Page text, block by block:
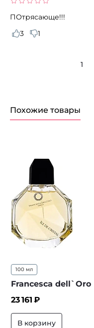
ПОтрясающе!!!
3
1
1
Похожие товары
100 мл
Francesca dell`Oro
23 161 ₽
В корзину